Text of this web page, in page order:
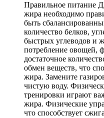
Правильное питание
жира необходимо
быть
количество белков,
быстрых углеводов и
потребление овощей,
достаточное
обмен веществ, что
жира. Замените
чистую воду.
тренировки играют
жира. Физические
что способствует